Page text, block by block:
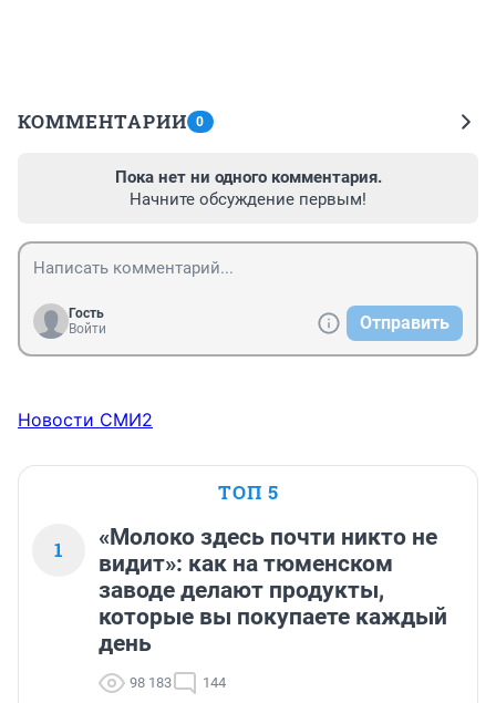
КОММЕНТАРИИ 0
Пока нет ни одного комментария.
Начните обсуждение первым!
Гость
Войти
Отправить
Новости СМИ2
ТОП 5
1
«Молоко здесь почти никто не
видит»: как на тюменском
заводе делают продукты,
которые вы покупаете каждый
день
98 183 144